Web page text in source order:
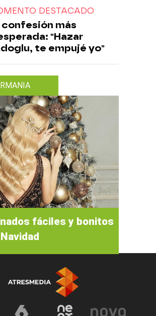
DESTACADO
confesión más
"Hazar
te empujé yo"
fáciles y bonitos